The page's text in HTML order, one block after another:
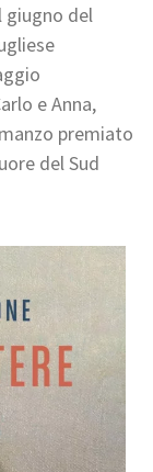
giugno del
e Anna,
premiato
del Sud